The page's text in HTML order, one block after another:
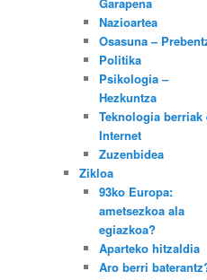
Nazioartea
Osasuna –
Politika
Psikologia –
Hezkuntza
Teknologia berriak
Internet
Zuzenbidea
Zikloa
93ko Europa:
ametsezkoa ala
egiazkoa?
Aparteko hitzaldia
Aro berri